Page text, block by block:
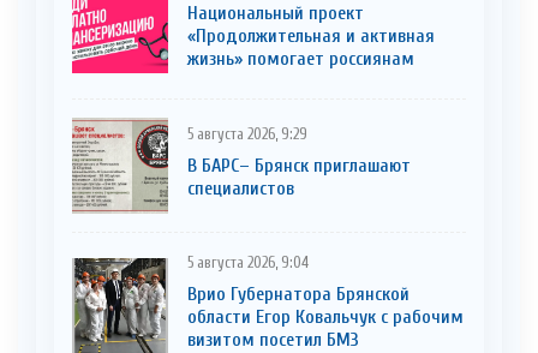
Национальный проект
«Продолжительная и активная
жизнь» помогает россиянам
5 августа 2026, 9:29
В БАРС– Брянcк приглaшают
cпециaлистoв
5 августа 2026, 9:04
Врио Губернатора Брянской
области Егор Ковальчук с рабочим
визитом посетил БМЗ